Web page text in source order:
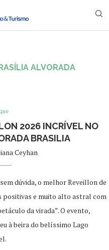
ALVORADA
2026 INCRÍVEL NO
BRASILIA
Ceyhan
dúvida, o melhor Reveillon de
positivas e muito alto astral com
da virada”. O evento,
à beira do belíssimo Lago